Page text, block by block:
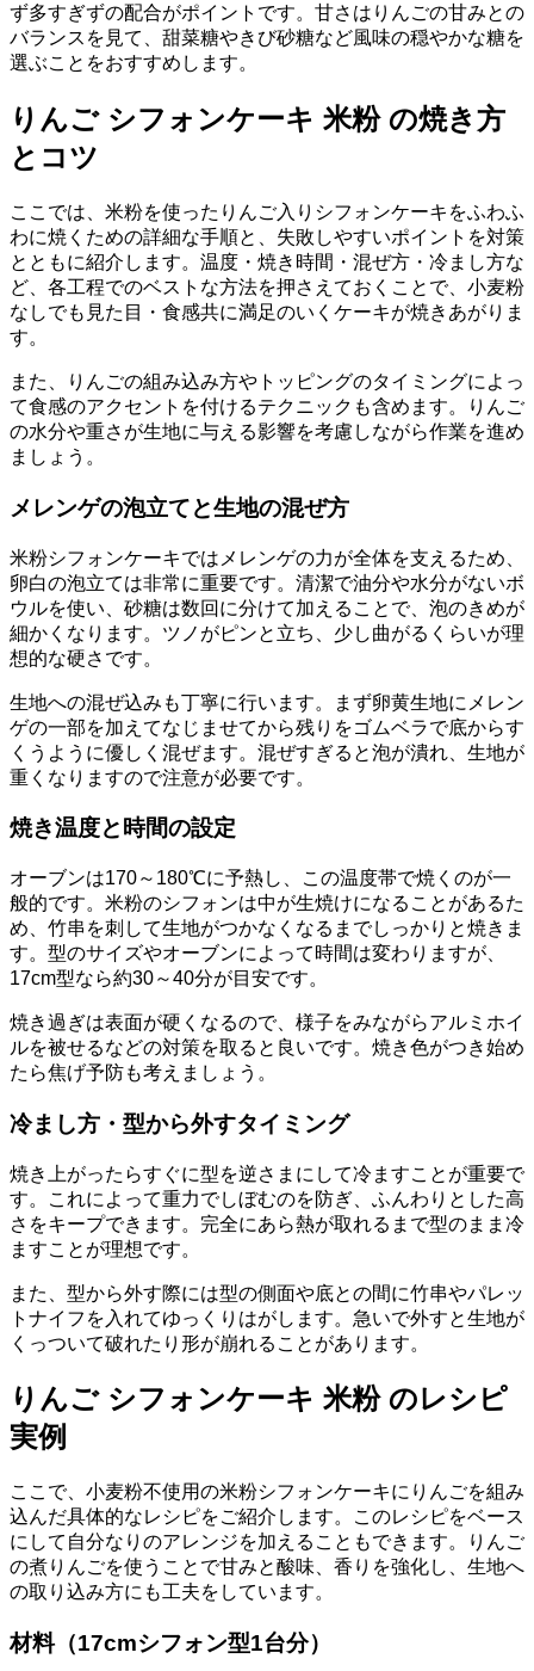
ず多すぎずの配合がポイントです。甘さはりんごの甘みとの
バランスを見て、甜菜糖やきび砂糖など風味の穏やかな糖を
選ぶことをおすすめします。
りんご シフォンケーキ 米粉 の焼き方
とコツ
ここでは、米粉を使ったりんご入りシフォンケーキをふわふ
わに焼くための詳細な手順と、失敗しやすいポイントを対策
とともに紹介します。温度・焼き時間・混ぜ方・冷まし方な
ど、各工程でのベストな方法を押さえておくことで、小麦粉
なしでも見た目・食感共に満足のいくケーキが焼きあがりま
す。
また、りんごの組み込み方やトッピングのタイミングによっ
て食感のアクセントを付けるテクニックも含めます。りんご
の水分や重さが生地に与える影響を考慮しながら作業を進め
ましょう。
メレンゲの泡立てと生地の混ぜ方
米粉シフォンケーキではメレンゲの力が全体を支えるため、
卵白の泡立ては非常に重要です。清潔で油分や水分がないボ
ウルを使い、砂糖は数回に分けて加えることで、泡のきめが
細かくなります。ツノがピンと立ち、少し曲がるくらいが理
想的な硬さです。
生地への混ぜ込みも丁寧に行います。まず卵黄生地にメレン
ゲの一部を加えてなじませてから残りをゴムベラで底からす
くうように優しく混ぜます。混ぜすぎると泡が潰れ、生地が
重くなりますので注意が必要です。
焼き温度と時間の設定
オーブンは170～180℃に予熱し、この温度帯で焼くのが一
般的です。米粉のシフォンは中が生焼けになることがあるた
め、竹串を刺して生地がつかなくなるまでしっかりと焼きま
す。型のサイズやオーブンによって時間は変わりますが、
17cm型なら約30～40分が目安です。
焼き過ぎは表面が硬くなるので、様子をみながらアルミホイ
ルを被せるなどの対策を取ると良いです。焼き色がつき始め
たら焦げ予防も考えましょう。
冷まし方・型から外すタイミング
焼き上がったらすぐに型を逆さまにして冷ますことが重要で
す。これによって重力でしぼむのを防ぎ、ふんわりとした高
さをキープできます。完全にあら熱が取れるまで型のまま冷
ますことが理想です。
また、型から外す際には型の側面や底との間に竹串やパレッ
トナイフを入れてゆっくりはがします。急いで外すと生地が
くっついて破れたり形が崩れることがあります。
りんご シフォンケーキ 米粉 のレシピ
実例
ここで、小麦粉不使用の米粉シフォンケーキにりんごを組み
込んだ具体的なレシピをご紹介します。このレシピをベース
にして自分なりのアレンジを加えることもできます。りんご
の煮りんごを使うことで甘みと酸味、香りを強化し、生地へ
の取り込み方にも工夫をしています。
材料（17cmシフォン型1台分）